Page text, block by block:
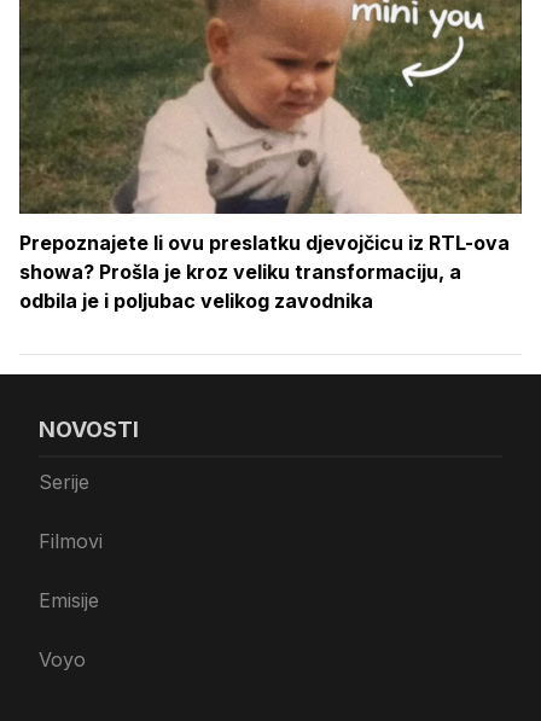
Prepoznajete li ovu preslatku djevojčicu iz RTL-ova
showa? Prošla je kroz veliku transformaciju, a
odbila je i poljubac velikog zavodnika
NOVOSTI
Serije
Filmovi
Emisije
Voyo